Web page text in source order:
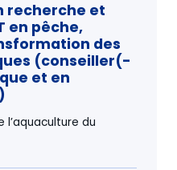
recherche et
en pêche,
des
(conseiller(-
et en
l’aquaculture du